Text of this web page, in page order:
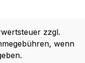
zzgl.
wenn